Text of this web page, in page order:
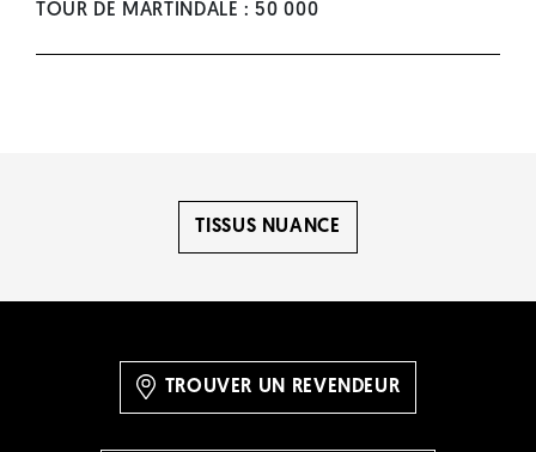
TOUR DE MARTINDALE : 50 000
TISSUS NUANCE
TROUVER UN REVENDEUR